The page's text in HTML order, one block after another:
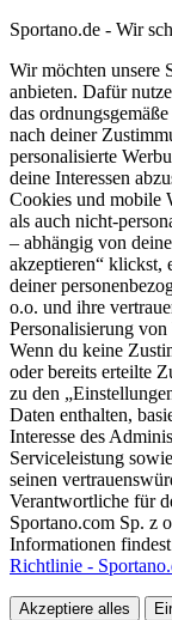
Sportano.de - Wir
Wir möchten unsere
anbieten. Dafür
das
nach deiner
personalisierte
deine Interessen
Cookies und mobile
als auch nicht-
– abhängig von
akzeptieren“ klickst,
deiner
o.o. und ihre
Personalisierung
Wenn du keine
oder bereits erteilte
zu den
Daten enthalten,
Interesse des
Serviceleistung
seinen
Verantwortliche für
Sportano.com Sp. z
Informationen
Richtlinie -
Akzeptiere alles